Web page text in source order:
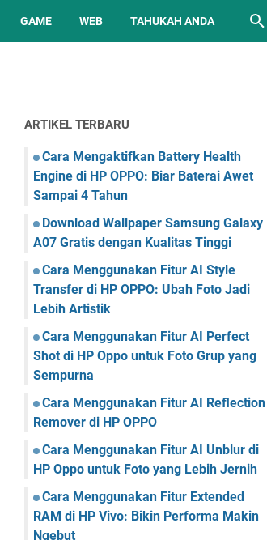
GAME WEB TAHUKAH ANDA
ARTIKEL TERBARU
Cara Mengaktifkan Battery Health
Engine di HP OPPO: Biar Baterai Awet
Sampai 4 Tahun
Download Wallpaper Samsung Galaxy
A07 Gratis dengan Kualitas Tinggi
Cara Menggunakan Fitur AI Style
Transfer di HP OPPO: Ubah Foto Jadi
Lebih Artistik
Cara Menggunakan Fitur AI Perfect
Shot di HP Oppo untuk Foto Grup yang
Sempurna
Cara Menggunakan Fitur AI Reflection
Remover di HP OPPO
Cara Menggunakan Fitur AI Unblur di
HP Oppo untuk Foto yang Lebih Jernih
Cara Menggunakan Fitur Extended
RAM di HP Vivo: Bikin Performa Makin
Ngebut